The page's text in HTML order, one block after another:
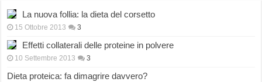
La nuova follia: la dieta del corsetto
15 Ottobre 2013 3
Effetti collaterali delle proteine in polvere
10 Settembre 2013 3
Dieta proteica: fa dimagrire davvero?